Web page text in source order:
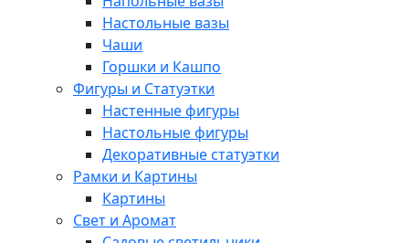
Настольные вазы
Чаши
Горшки и Кашпо
Фигуры и Статуэтки
Настенные фигуры
Настольные фигуры
Декоративные статуэтки
Рамки и Картины
Картины
Свет и Аромат